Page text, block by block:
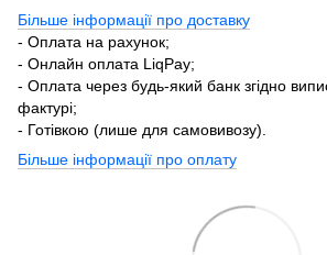
Більше інформації про доставку
- Оплата на рахунок;
- Онлайн оплата LiqPay;
- Оплата через будь-який банк згідно
фактурі;
- Готівкою (лише для самовивозу).
Більше інформації про оплату